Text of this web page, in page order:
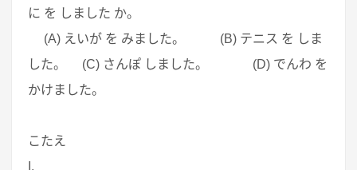
に を しました か。
(A) えいが を みました。 (B) テニス を しま
した。 (C) さんぽ しました。 (D) でんわ を
かけました。
こたえ
I.